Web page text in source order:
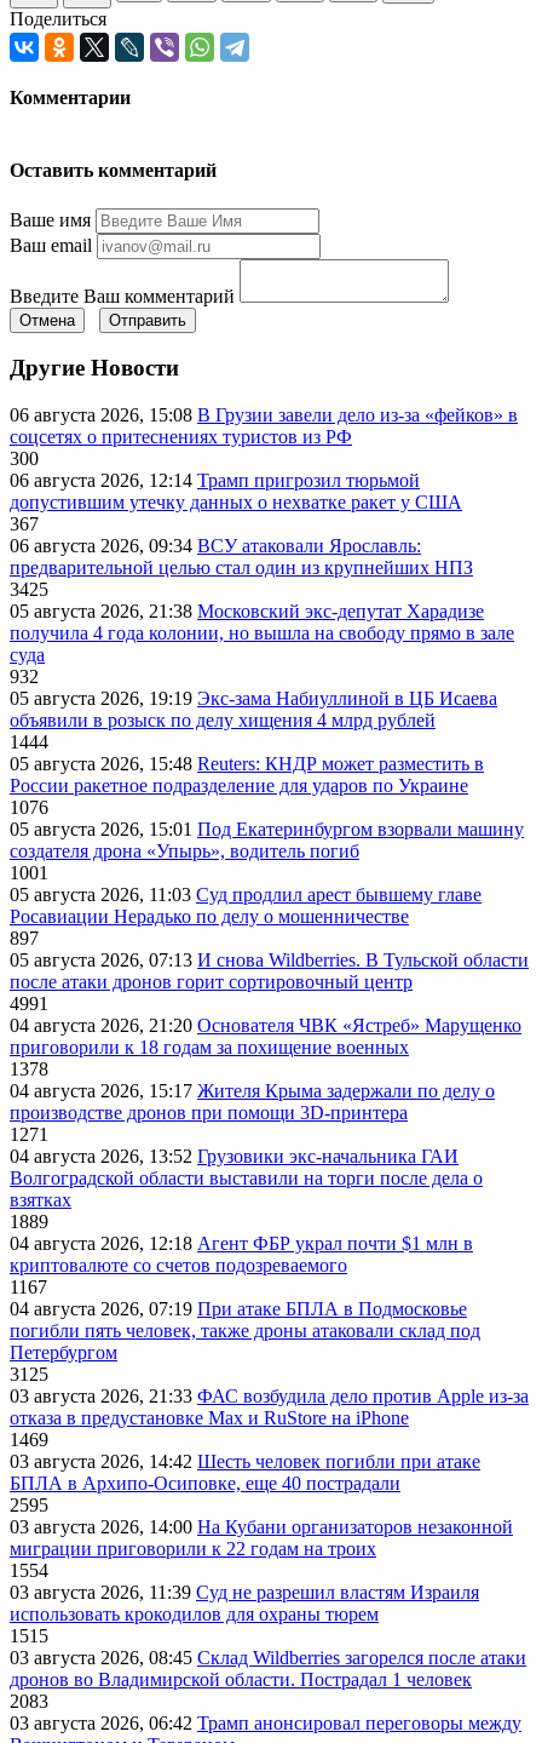
Поделиться
Комментарии
Оставить комментарий
Ваше имя
Ваш email
Введите Ваш комментарий
Отмена Отправить
Другие Новости
06 августа 2026, 15:08 В Грузии завели дело из-за «фейков» в
соцсетях о притеснениях туристов из РФ
300
06 августа 2026, 12:14 Трамп пригрозил тюрьмой
допустившим утечку данных о нехватке ракет у США
367
06 августа 2026, 09:34 ВСУ атаковали Ярославль:
предварительной целью стал один из крупнейших НПЗ
3425
05 августа 2026, 21:38 Московский экс-депутат Харадизе
получила 4 года колонии, но вышла на свободу прямо в зале
суда
932
05 августа 2026, 19:19 Экс-зама Набиуллиной в ЦБ Исаева
объявили в розыск по делу хищения 4 млрд рублей
1444
05 августа 2026, 15:48 Reuters: КНДР может разместить в
России ракетное подразделение для ударов по Украине
1076
05 августа 2026, 15:01 Под Екатеринбургом взорвали машину
создателя дрона «Упырь», водитель погиб
1001
05 августа 2026, 11:03 Суд продлил арест бывшему главе
Росавиации Нерадько по делу о мошенничестве
897
05 августа 2026, 07:13 И снова Wildberries. В Тульской области
после атаки дронов горит сортировочный центр
4991
04 августа 2026, 21:20 Основателя ЧВК «Ястреб» Марущенко
приговорили к 18 годам за похищение военных
1378
04 августа 2026, 15:17 Жителя Крыма задержали по делу о
производстве дронов при помощи 3D‑принтера
1271
04 августа 2026, 13:52 Грузовики экс-начальника ГАИ
Волгоградской области выставили на торги после дела о
взятках
1889
04 августа 2026, 12:18 Агент ФБР украл почти $1 млн в
криптовалюте со счетов подозреваемого
1167
04 августа 2026, 07:19 При атаке БПЛА в Подмосковье
погибли пять человек, также дроны атаковали склад под
Петербургом
3125
03 августа 2026, 21:33 ФАС возбудила дело против Apple из-за
отказа в предустановке Max и RuStore на iPhone
1469
03 августа 2026, 14:42 Шесть человек погибли при атаке
БПЛА в Архипо-Осиповке, еще 40 пострадали
2595
03 августа 2026, 14:00 На Кубани организаторов незаконной
миграции приговорили к 22 годам на троих
1554
03 августа 2026, 11:39 Суд не разрешил властям Израиля
использовать крокодилов для охраны тюрем
1515
03 августа 2026, 08:45 Склад Wildberries загорелся после атаки
дронов во Владимирской области. Пострадал 1 человек
2083
03 августа 2026, 06:42 Трамп анонсировал переговоры между